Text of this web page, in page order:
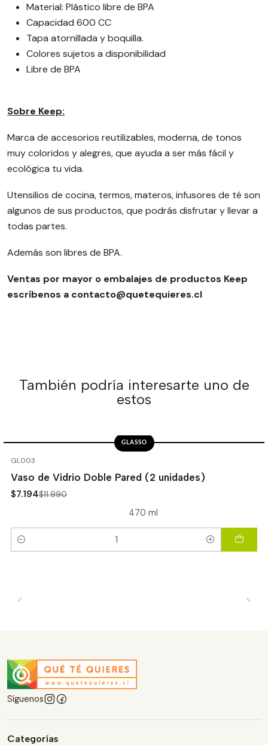
Material: Plástico libre de BPA
Capacidad 600 CC
Tapa atornillada y boquilla.
Colores sujetos a disponibilidad
Libre de BPA
Sobre Keep:
Marca de accesorios reutilizables, moderna, de tonos
muy coloridos y alegres, que ayuda a ser más fácil y
ecológica tu vida.
Utensilios de cocina, termos, materos, infusores de té son
algunos de sus productos, que podrás disfrutar y llevar a
todas partes.
Además son libres de BPA.
Ventas por mayor o embalajes de productos Keep
escríbenos a contacto@quetequieres.cl
También podría interesarte uno de
estos
GL003
GLASSO
Vaso de Vidrio Doble Pared (2 unidades)
$7.194$11.990
470 ml
Cantidad
Síguenos
Categorías